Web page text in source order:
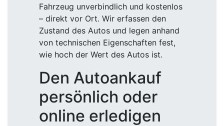
Fahrzeug unverbindlich und kostenlos
– direkt vor Ort. Wir erfassen den
Zustand des Autos und legen anhand
von technischen Eigenschaften fest,
wie hoch der Wert des Autos ist.
Den Autoankauf
persönlich oder
online erledigen